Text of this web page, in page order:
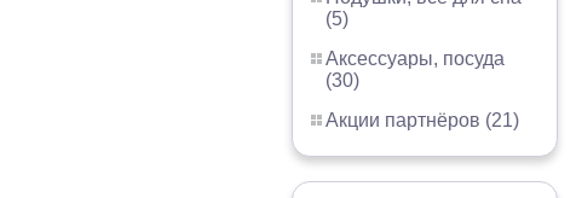
(5)
Аксессуары, посуда
(30)
Акции партнёров (21)